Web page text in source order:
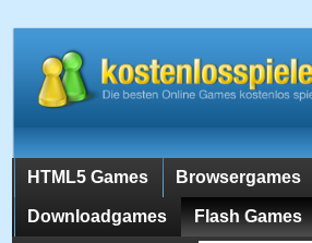
HTML5 Games Browsergames
Downloadgames Flash Games